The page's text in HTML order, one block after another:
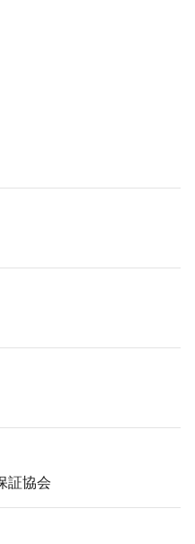
証協会